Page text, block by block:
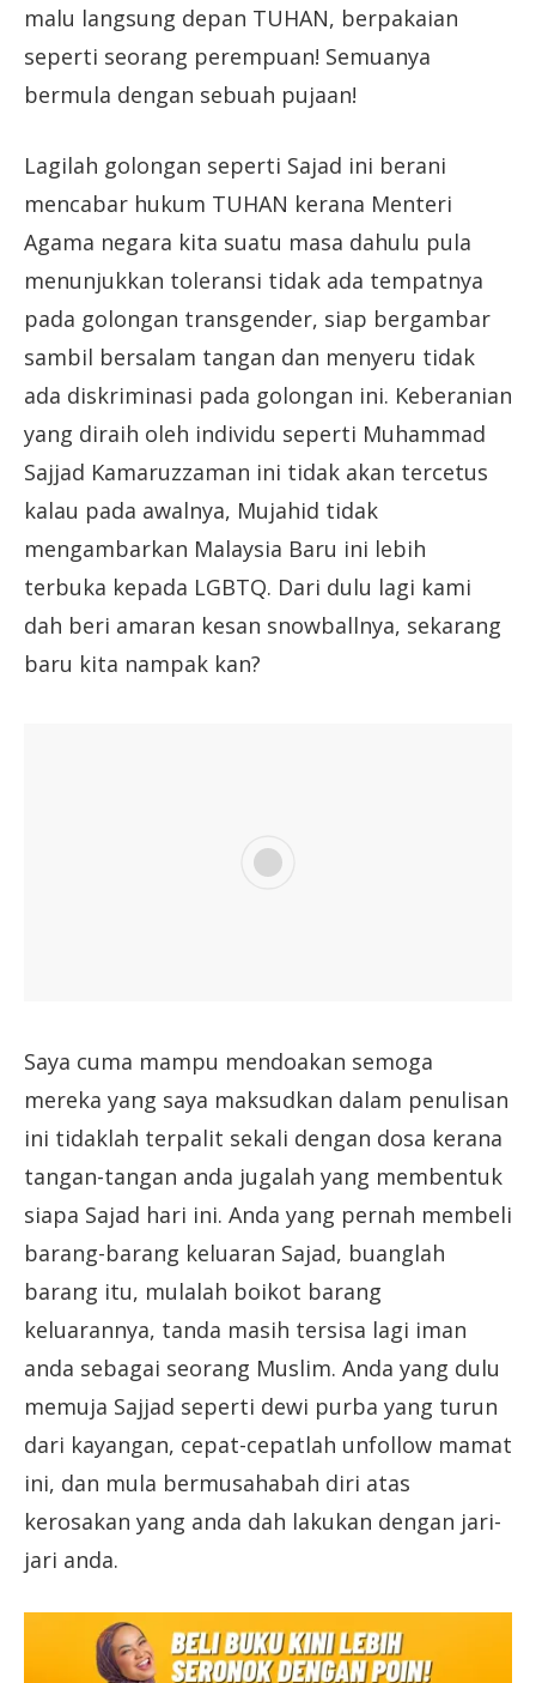
malu langsung depan TUHAN, berpakaian
seperti seorang perempuan! Semuanya
bermula dengan sebuah pujaan!
Lagilah golongan seperti Sajad ini berani
mencabar hukum TUHAN kerana Menteri
Agama negara kita suatu masa dahulu pula
menunjukkan toleransi tidak ada tempatnya
pada golongan transgender, siap bergambar
sambil bersalam tangan dan menyeru tidak
ada diskriminasi pada golongan ini. Keberanian
yang diraih oleh individu seperti Muhammad
Sajjad Kamaruzzaman ini tidak akan tercetus
kalau pada awalnya, Mujahid tidak
mengambarkan Malaysia Baru ini lebih
terbuka kepada LGBTQ. Dari dulu lagi kami
dah beri amaran kesan snowballnya, sekarang
baru kita nampak kan?
Saya cuma mampu mendoakan semoga
mereka yang saya maksudkan dalam penulisan
ini tidaklah terpalit sekali dengan dosa kerana
tangan-tangan anda jugalah yang membentuk
siapa Sajad hari ini. Anda yang pernah membeli
barang-barang keluaran Sajad, buanglah
barang itu, mulalah boikot barang
keluarannya, tanda masih tersisa lagi iman
anda sebagai seorang Muslim. Anda yang dulu
memuja Sajjad seperti dewi purba yang turun
dari kayangan, cepat-cepatlah unfollow mamat
ini, dan mula bermusahabah diri atas
kerosakan yang anda dah lakukan dengan jari-
jari anda.